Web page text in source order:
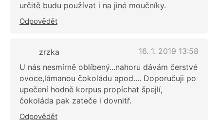
určitě budu používat i na jiné moučníky.
Odpovědět
zrzka
16. 1. 2019 13:58
U nás nesmírně oblíbený...nahoru dávám čerstvé
ovoce,lámanou čokoládu apod.... Doporučuji po
upečení hodně korpus propíchat špejlí,
čokoláda pak zateče i dovnitř.
Odpovědět